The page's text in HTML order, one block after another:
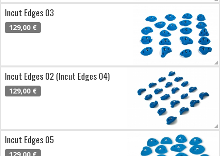
Incut Edges 03
129,00 €
Incut Edges 02 (Incut Edges 04)
129,00 €
Incut Edges 05
129,00 €